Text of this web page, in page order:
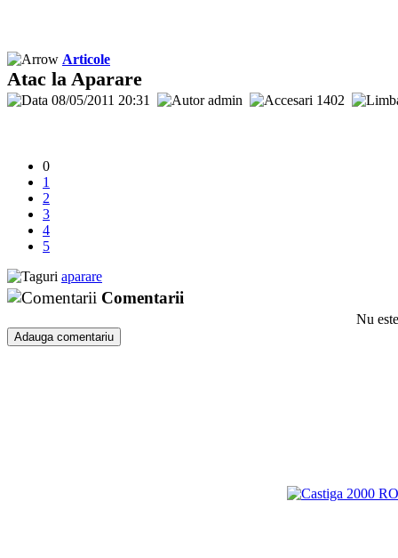
Articole
Atac la Aparare
08/05/2011 20:31 admin 1402
0
1
2
3
4
5
aparare
Comentarii
Nu